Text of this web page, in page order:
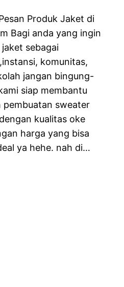
Produk Jaket di
Bagi anda yang ingin
sebagai
komunitas,
jangan bingung-
siap membantu
pembuatan sweater
kualitas oke
harga yang bisa
ya hehe. nah di…